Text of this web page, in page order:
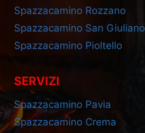
Spazzacamino Rozzano
Spazzacamino San
Spazzacamino Pioltello
SERVIZI
Spazzacamino Pavia
Spazzacamino Crema